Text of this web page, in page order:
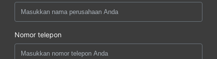
Nomor telepon